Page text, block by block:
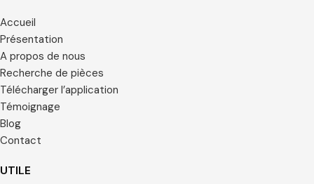
Accueil
Présentation
A propos de nous
Recherche de pièces
Télécharger l’application
Témoignage
Blog
Contact
UTILE